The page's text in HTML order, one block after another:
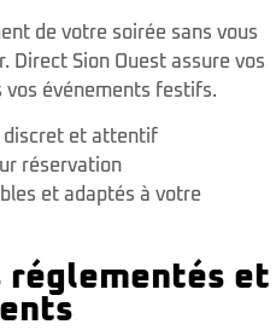
de votre soirée sans vous
Direct Sion Ouest assure vos
vos événements festifs.
discret et attentif
réservation
et adaptés à votre
réglementés et